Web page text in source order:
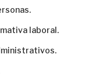
laboral.